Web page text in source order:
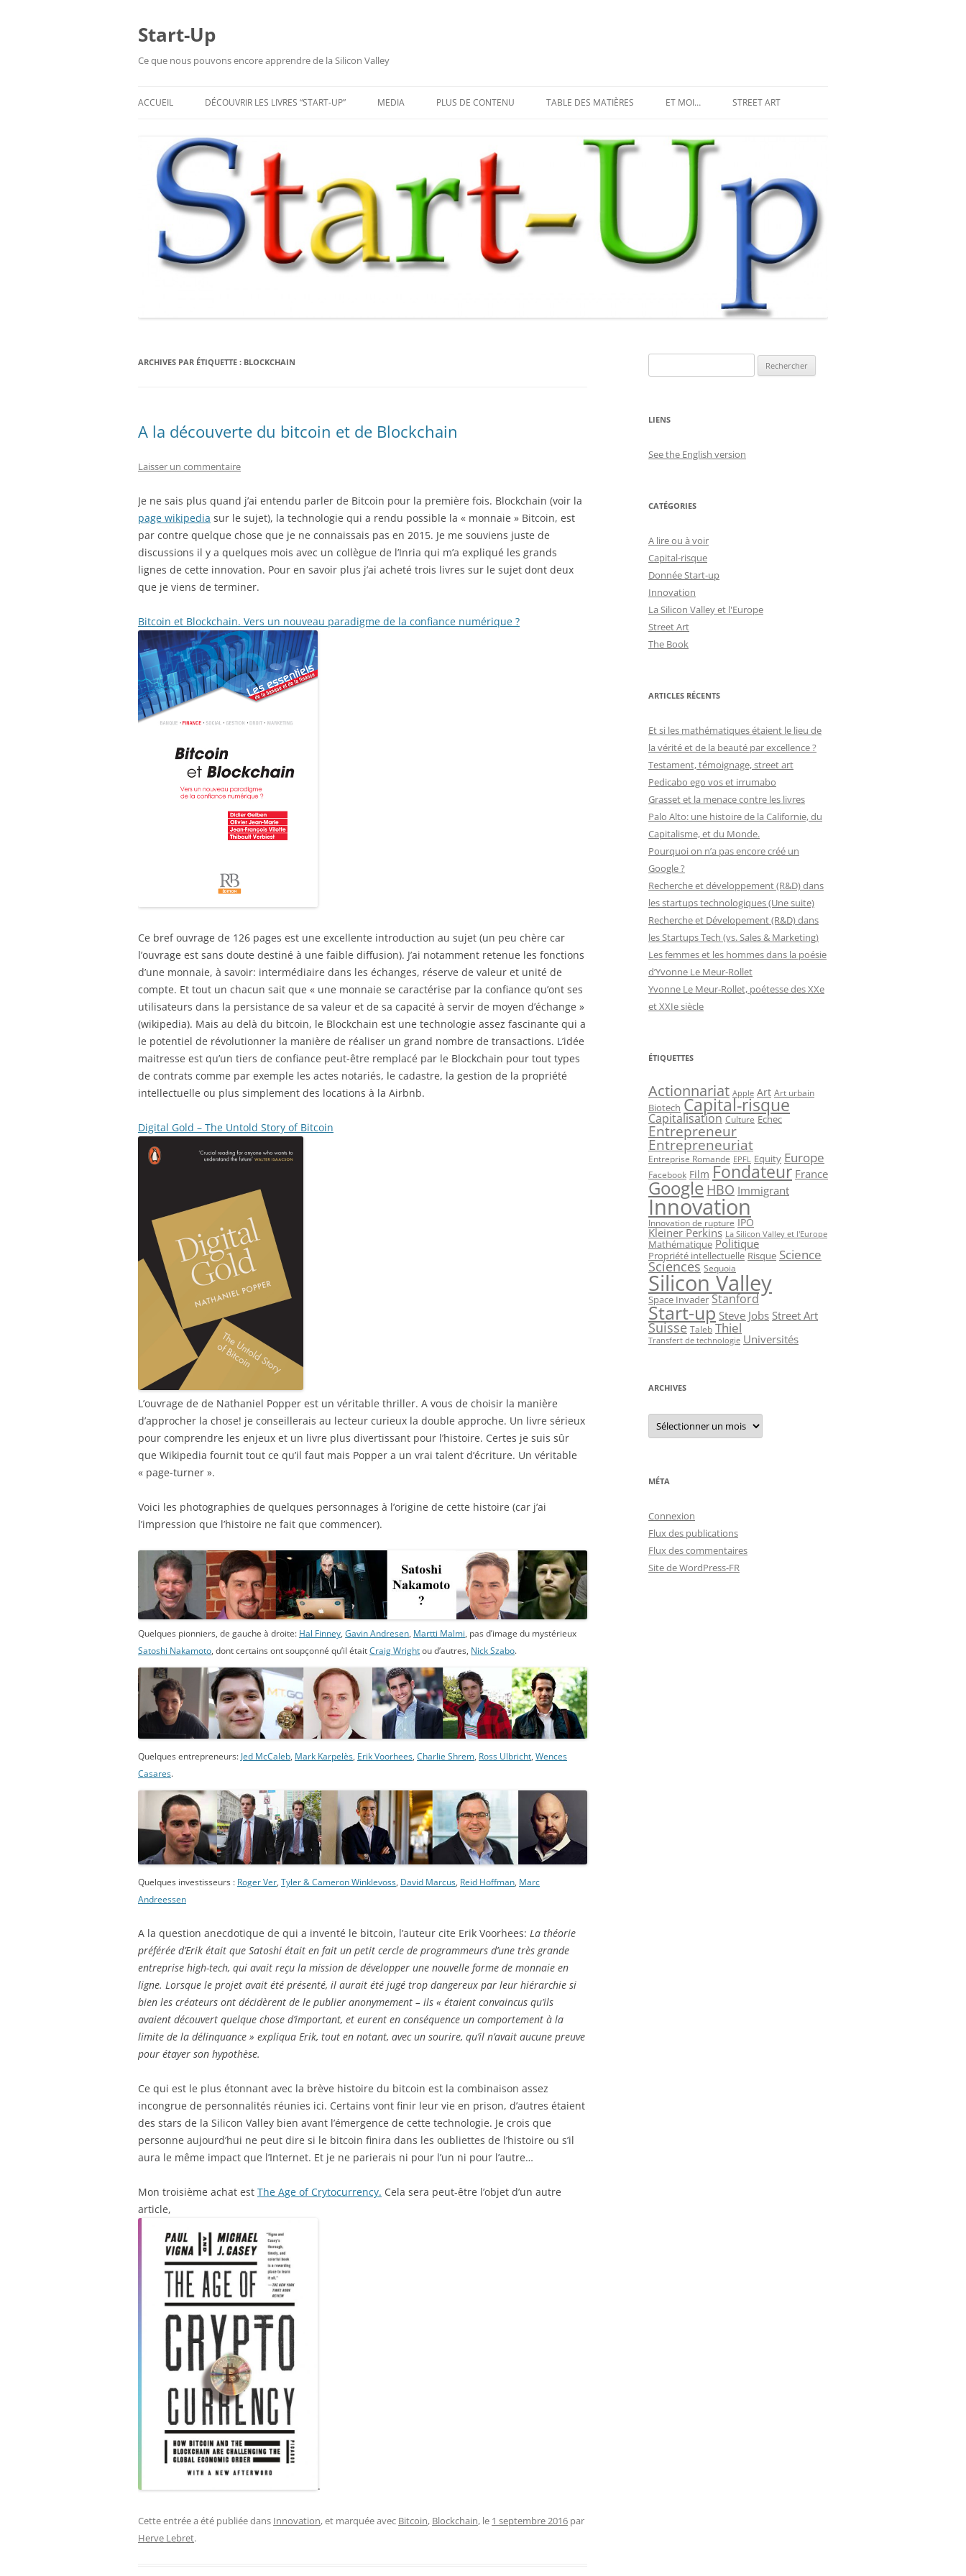
Start-Up
Ce que nous pouvons encore apprendre de la Silicon Valley
ACCUEIL DÉCOUVRIR LES LIVRES “START-UP” MEDIA PLUS DE CONTENU TABLE DES MATIÈRES ET MOI… STREET ART
MR DJOUL ET SES ALIENS
STREET ART À PARIS
PIXEL ART
LAND ART ET STREET ART
ARCHIVES PAR ÉTIQUETTE : BLOCKCHAIN
A la découverte du bitcoin et de Blockchain
Laisser un commentaire
Je ne sais plus quand j’ai entendu parler de Bitcoin pour la première fois. Blockchain (voir la
page wikipedia sur le sujet), la technologie qui a rendu possible la « monnaie » Bitcoin, est
par contre quelque chose que je ne connaissais pas en 2015. Je me souviens juste de
discussions il y a quelques mois avec un collègue de l’Inria qui m’a expliqué les grands
lignes de cette innovation. Pour en savoir plus j’ai acheté trois livres sur le sujet dont deux
que je viens de terminer.
Bitcoin et Blockchain. Vers un nouveau paradigme de la confiance numérique ?
Ce bref ouvrage de 126 pages est une excellente introduction au sujet (un peu chère car
l’ouvrage est sans doute destiné à une faible diffusion). J’ai notamment retenue les fonctions
d’une monnaie, à savoir: intermédiaire dans les échanges, réserve de valeur et unité de
compte. Et tout un chacun sait que « une monnaie se caractérise par la confiance qu’ont ses
utilisateurs dans la persistance de sa valeur et de sa capacité à servir de moyen d’échange »
(wikipedia). Mais au delà du bitcoin, le Blockchain est une technologie assez fascinante qui a
le potentiel de révolutionner la manière de réaliser un grand nombre de transactions. L’idée
maitresse est qu’un tiers de confiance peut-être remplacé par le Blockchain pour tout types
de contrats comme par exemple les actes notariés, le cadastre, la gestion de la propriété
intellectuelle ou plus simplement des locations à la Airbnb.
Digital Gold – The Untold Story of Bitcoin
L’ouvrage de de Nathaniel Popper est un véritable thriller. A vous de choisir la manière
d’approcher la chose! je conseillerais au lecteur curieux la double approche. Un livre sérieux
pour comprendre les enjeux et un livre plus divertissant pour l’histoire. Certes je suis sûr
que Wikipedia fournit tout ce qu’il faut mais Popper a un vrai talent d’écriture. Un véritable
« page-turner ».
Voici les photographies de quelques personnages à l’origine de cette histoire (car j’ai
l’impression que l’histoire ne fait que commencer).
Quelques pionniers, de gauche à droite: Hal Finney, Gavin Andresen, Martti Malmi, pas d’image du mystérieux
Satoshi Nakamoto, dont certains ont soupçonné qu’il était Craig Wright ou d’autres, Nick Szabo.
Quelques entrepreneurs: Jed McCaleb Mark Karpelès Erik Voorhees Charlie Shrem Ross Ulbricht Wences
Casares.
Quelques investisseurs : Roger Ver Tyler & Cameron Winklevoss David Marcus Reid Hoffman Marc
Andreessen
A la question anecdotique de qui a inventé le bitcoin, l’auteur cite Erik Voorhees: La théorie
préférée d’Erik était que Satoshi était en fait un petit cercle de programmeurs d’une très grande
entreprise high-tech, qui avait reçu la mission de développer une nouvelle forme de monnaie en
ligne. Lorsque le projet avait été présenté, il aurait été jugé trop dangereux par leur hiérarchie si
bien les créateurs ont décidèrent de le publier anonymement – ils « étaient convaincus qu’ils
avaient découvert quelque chose d’important, et eurent en conséquence un comportement à la
limite de la délinquance » expliqua Erik, tout en notant, avec un sourire, qu’il n’avait aucune preuve
pour étayer son hypothèse.
Ce qui est le plus étonnant avec la brève histoire du bitcoin est la combinaison assez
incongrue de personnalités réunies ici. Certains vont finir leur vie en prison, d’autres étaient
des stars de la Silicon Valley bien avant l’émergence de cette technologie. Je crois que
personne aujourd’hui ne peut dire si le bitcoin finira dans les oubliettes de l’histoire ou s’il
aura le même impact que l’Internet. Et je ne parierais ni pour l’un ni pour l’autre…
Mon troisième achat est The Age of Crytocurrency. Cela sera peut-être l’objet d’un autre
article,
.
Cette entrée a été publiée dans Innovation, et marquée avec Bitcoin, Blockchain, le 1 septembre 2016 par
Herve Lebret.
LIENS
See the English version
CATÉGORIES
A lire ou à voir
Capital-risque
Donnée Start-up
Innovation
La Silicon Valley et l'Europe
Street Art
The Book
ARTICLES RÉCENTS
Et si les mathématiques étaient le lieu de
la vérité et de la beauté par excellence ?
Testament, témoignage, street art
Pedicabo ego vos et irrumabo
Grasset et la menace contre les livres
Palo Alto: une histoire de la Californie, du
Capitalisme, et du Monde.
Pourquoi on n’a pas encore créé un
Google ?
Recherche et développement (R&D) dans
les startups technologiques (Une suite)
Recherche et Dévelopement (R&D) dans
les Startups Tech (vs. Sales & Marketing)
Les femmes et les hommes dans la poésie
d’Yvonne Le Meur-Rollet
Yvonne Le Meur-Rollet, poétesse des XXe
et XXIe siècle
ÉTIQUETTES
Actionnariat Apple Art Art urbain
Biotech Capital-risque
Capitalisation Culture Echec
Entrepreneur
Entrepreneuriat
Entreprise Romande EPFL Equity Europe
Facebook Film Fondateur France
Google HBO Immigrant
Innovation
Innovation de rupture IPO
Kleiner Perkins La Silicon Valley et l'Europe
Mathématique Politique
Propriété intellectuelle Risque Science
Sciences Sequoia
Silicon Valley
Space Invader Stanford
Start-up Steve Jobs Street Art
Suisse Taleb Thiel
Transfert de technologie Universités
ARCHIVES
Archives
MÉTA
Connexion
Flux des publications
Flux des commentaires
Site de WordPress-FR